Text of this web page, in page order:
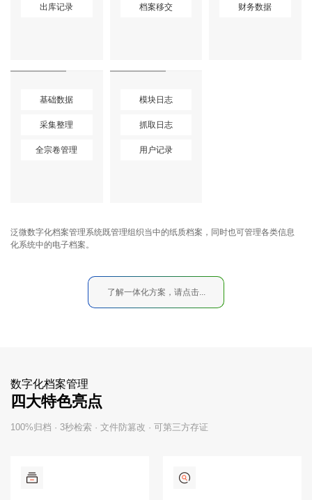
出库记录 档案移交 财务数据
基础数据
采集整理
全宗卷管理
模块日志
抓取日志
用户记录
泛微数字化档案管理系统既管理组织当中的纸质档案，同时也可管理各类信息
化系统中的电子档案。
了解一体化方案，请点击...
数字化档案管理
四大特色亮点
100%归档 · 3秒检索 · 文件防篡改 · 可第三方存证